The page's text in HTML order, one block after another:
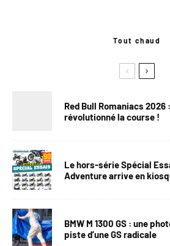
Tout chaud
Red Bull Romaniacs
révolutionné la course !
Le hors-série Spécial
Adventure arrive en
BMW M 1300 GS : une
piste d’une GS radicale